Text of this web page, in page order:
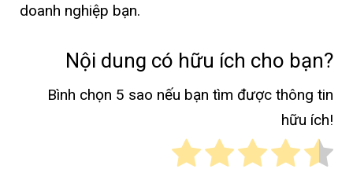
doanh nghiệp bạn.
Nội dung có hữu ích cho bạn?
Bình chọn 5 sao nếu bạn tìm được thông tin
hữu ích!